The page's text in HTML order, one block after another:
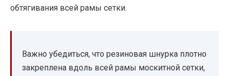
обтягивания всей рамы сетки.
Важно убедиться, что резиновая шнурка плотно
закреплена вдоль всей рамы москитной сетки,